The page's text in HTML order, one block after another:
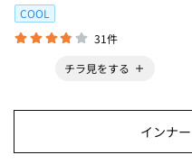
COOL
31件
チラ見をする
インナ